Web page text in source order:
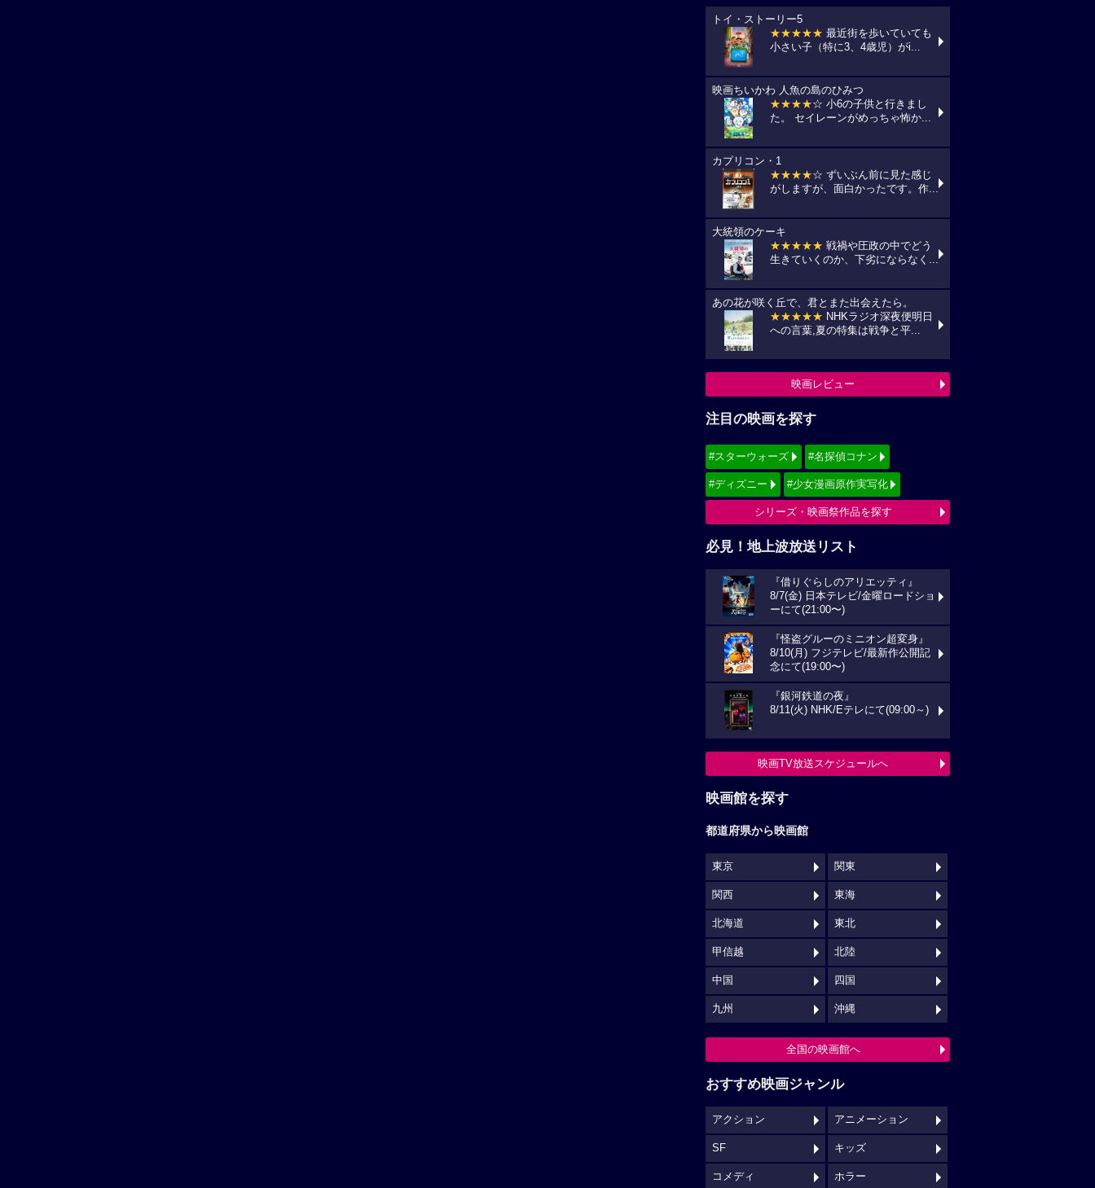
トイ・ストーリー5
★★★★★ 最近街を歩いていても
小さい子（特に3、4歳児）がi...
映画ちいかわ 人魚の島のひみつ
★★★★☆ 小6の子供と行きまし
た。 セイレーンがめっちゃ怖か...
カプリコン・1
★★★★☆ ずいぶん前に見た感じ
がしますが、面白かったです。作...
大統領のケーキ
★★★★★ 戦禍や圧政の中でどう
生きていくのか、下劣にならなく...
あの花が咲く丘で、君とまた出会えたら。
★★★★★ NHKラジオ深夜便明日
への言葉,夏の特集は戦争と平...
映画レビュー
注目の映画を探す
#スターウォーズ #名探偵コナン
#ディズニー #少女漫画原作実写化
シリーズ・映画祭作品を探す
必見！地上波放送リスト
『借りぐらしのアリエッティ』
8/7(金) 日本テレビ/金曜ロードショ
ーにて(21:00〜)
『怪盗グルーのミニオン超変身』
8/10(月) フジテレビ/最新作公開記
念にて(19:00〜)
『銀河鉄道の夜』
8/11(火) NHK/Eテレにて(09:00～)
映画TV放送スケジュールへ
映画館を探す
都道府県から映画館
東京 関東
関西 東海
北海道 東北
甲信越 北陸
中国 四国
九州 沖縄
全国の映画館へ
おすすめ映画ジャンル
アクション アニメーション
SF キッズ
コメディ ホラー